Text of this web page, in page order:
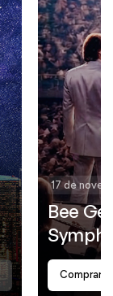
17 de
Bee
Comprar